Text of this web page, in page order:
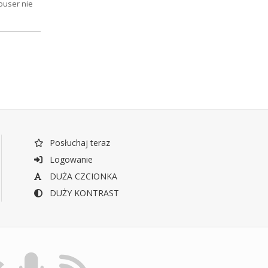
nie
Posłuchaj teraz
Logowanie
DUŻA CZCIONKA
DUŻY KONTRAST